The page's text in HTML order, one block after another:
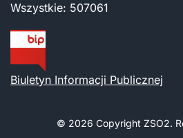
Wszystkie: 507061
Biuletyn Informacji Publicznej
© 2026 Copyright ZSO2.